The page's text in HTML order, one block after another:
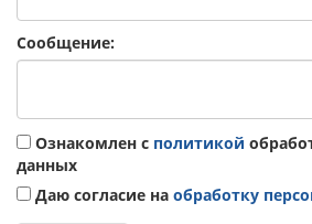
Сообщение:
Ознакомлен с политикой
данных
Даю согласие на обработку